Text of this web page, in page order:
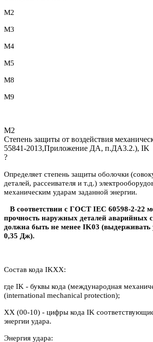
М2
М3
М4
М5
М8
М9
М2
Степень защиты от воздействия
55841-2013,Приложение ДА, п.ДА3.2.), IK
?
Определяет степень защиты оболочки
деталей, рассеивателя и т.д.)
механическим ударам заданной энергии.
В соответствии с ГОСТ IEC 60598-2-22
прочность наружных деталей аварийных
должна быть не менее IK03 (выдерживать
0,35 Дж).
Состав кода IKXX:
где IK - буквы кода (международная
(international mechanical protection);
XX (00-10) - цифры кода IK
энергии удара.
Энергия удара: